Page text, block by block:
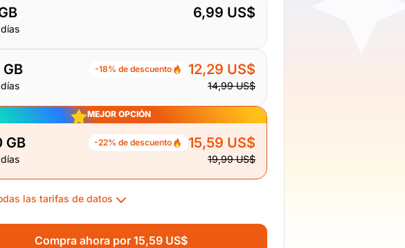
6,99 US$
GB -18% de descuento 12,29 US$
14,99 US$
MEJOR OPCIÓN
GB -22% de descuento 15,59 US$
19,99 US$
las tarifas de datos
Compra ahora por 15,59 US$